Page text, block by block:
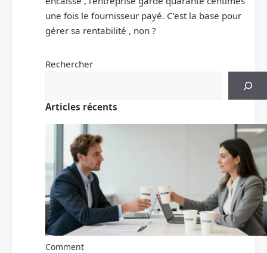
une fois le fournisseur payé. C’est la base pour
gérer sa rentabilité , non ?
Rechercher
Articles récents
Comment